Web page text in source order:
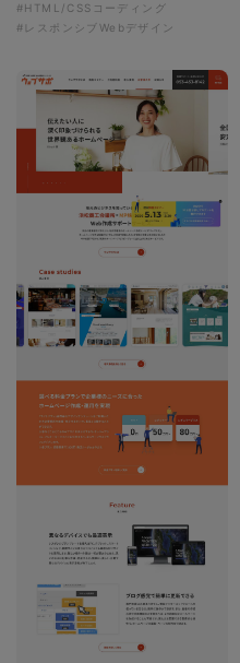
#HTML/CSSコーディング
#レスポンシブWebデザイン